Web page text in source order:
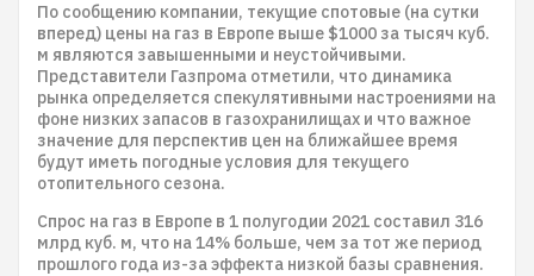
По сообщению компании, текущие спотовые (на сутки
вперед) цены на газ в Европе выше $1000 за тысяч куб.
м являются завышенными и неустойчивыми.
Представители Газпрома отметили, что динамика
рынка определяется спекулятивными настроениями на
фоне низких запасов в газохранилищах и что важное
значение для перспектив цен на ближайшее время
будут иметь погодные условия для текущего
отопительного сезона.
Спрос на газ в Европе в 1 полугодии 2021 составил 316
млрд куб. м, что на 14% больше, чем за тот же период
прошлого года из-за эффекта низкой базы сравнения.